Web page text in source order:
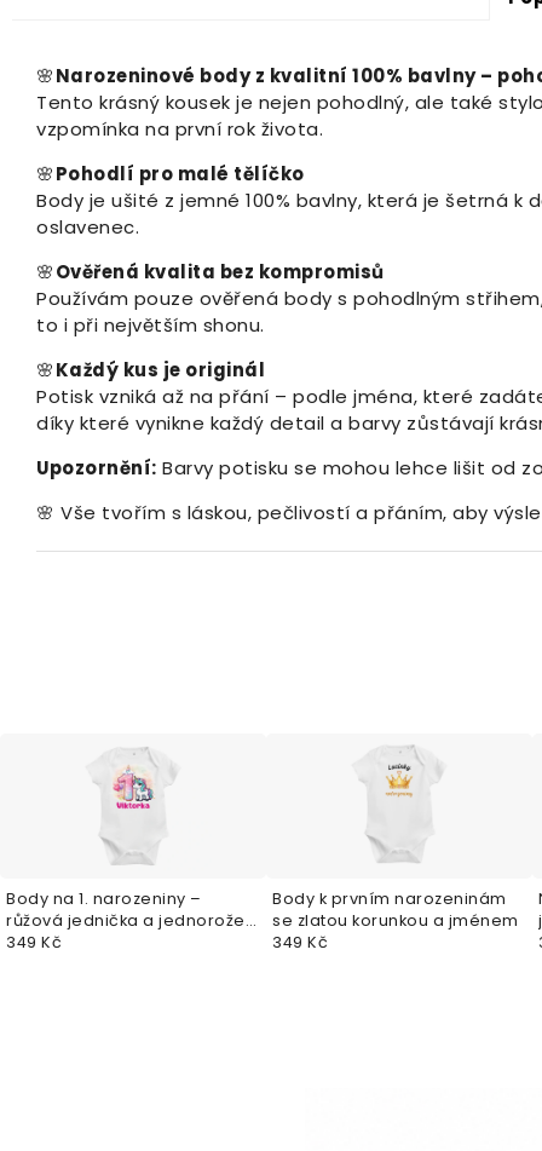
🌸Narozeninové body z kvalitní 100% bavlny –
Tento krásný kousek je nejen pohodlný, ale také
vzpomínka na první rok života.
🌸Pohodlí pro malé tělíčko
Body je ušité z jemné 100% bavlny, která je šetrná
oslavenec.
🌸Ověřená kvalita bez kompromisů
Používám pouze ověřená body s pohodlným
to i při největším shonu.
🌸Každý kus je originál
Potisk vzniká až na přání – podle jména, které
díky které vynikne každý detail a barvy zůstávají
Upozornění: Barvy potisku se mohou lehce lišit od
🌸 Vše tvořím s láskou, pečlivostí a přáním, aby
Body na 1. narozeniny –
růžová jednička a jednorožec
se jménem
349 Kč
Body k prvním narozeninám
se zlatou korunkou a jménem
349 Kč